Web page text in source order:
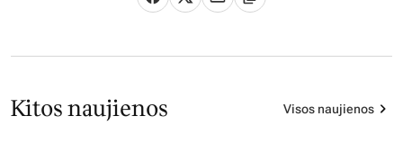
Kitos naujienos Visos naujienos